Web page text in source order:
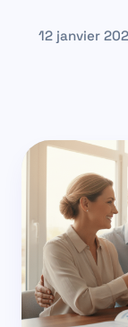
12 janvier